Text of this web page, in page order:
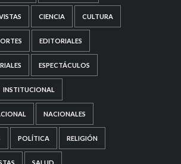
CIENCIA CULTURA
EDITORIALES
ESPECTÁCULOS
INSTITUCIONAL
NACIONALES
POLÍTICA RELIGIÓN
SALUD